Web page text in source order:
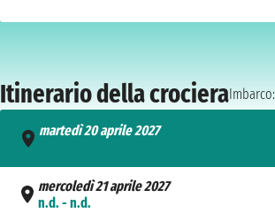
Itinerario della crocieraImbarco:
martedì 20 aprile 2027
mercoledì 21 aprile 2027
n.d. - n.d.